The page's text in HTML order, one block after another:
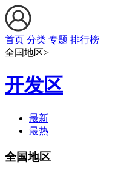
首页 分类 专题 排行榜
全国地区>
开发区
最新
最热
全国地区